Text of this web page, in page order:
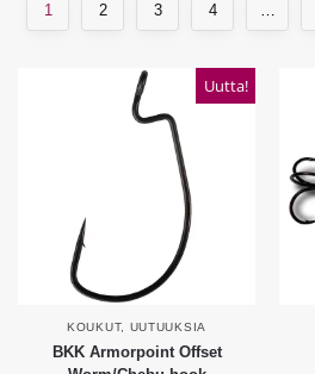
1 2 3 4 …
Uutta!
KOUKUT, UUTUUKSIA
BKK Armorpoint Offset